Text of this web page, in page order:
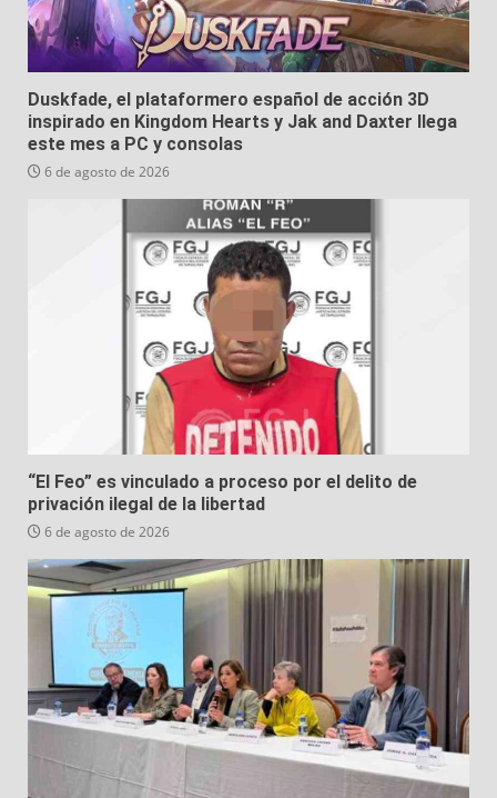
Duskfade, el plataformero español de acción 3D
inspirado en Kingdom Hearts y Jak and Daxter llega
este mes a PC y consolas
6 de agosto de 2026
“El Feo” es vinculado a proceso por el delito de
privación ilegal de la libertad
6 de agosto de 2026